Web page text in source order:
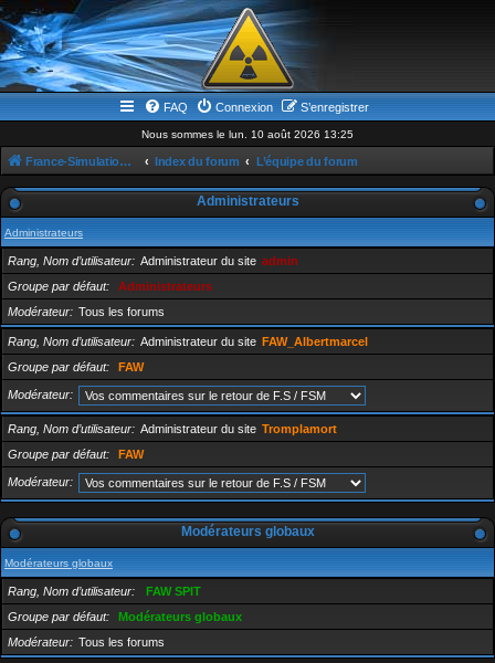
FAQ Connexion S’enregistrer
Nous sommes le lun. 10 août 2026 13:25
France-Simulation / Simulation-france-magazine.com Index du forum L’équipe du forum
Administrateurs
Administrateurs
Rang, Nom d’utilisateur Administrateur du site admin
Groupe par défaut
Administrateurs
Modérateur
Tous les forums
Rang, Nom d’utilisateur Administrateur du site FAW_Albertmarcel
Groupe par défaut
FAW
Modérateur
Rang, Nom d’utilisateur Administrateur du site Tromplamort
Groupe par défaut
FAW
Modérateur
Modérateurs globaux
Modérateurs globaux
Rang, Nom d’utilisateur
FAW SPIT
Groupe par défaut
Modérateurs globaux
Modérateur
Tous les forums